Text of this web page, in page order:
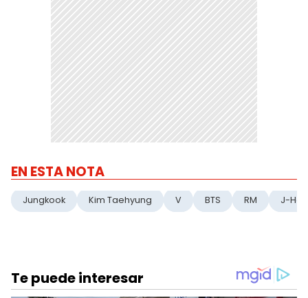
EN ESTA NOTA
Jungkook Kim Taehyung V BTS RM J-